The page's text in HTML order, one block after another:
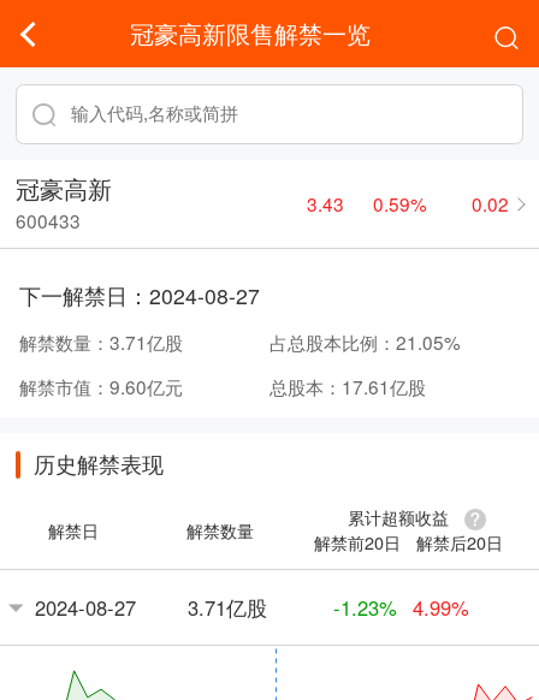
冠豪高新限售解禁一览
冠豪高新
600433
3.43 0.59% 0.02
下一解禁日： 2024-08-27
解禁数量： 3.71亿股 占总股本比例： 21.05%
解禁市值： 9.60亿元 总股本： 17.61亿股
历史解禁表现
解禁日 解禁数量
累计超额收益
解禁前20日
解禁后20日
2024-08-27 3.71亿股 -1.23% 4.99%